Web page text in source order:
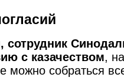
сотрудник
с казачеством,
можно собраться